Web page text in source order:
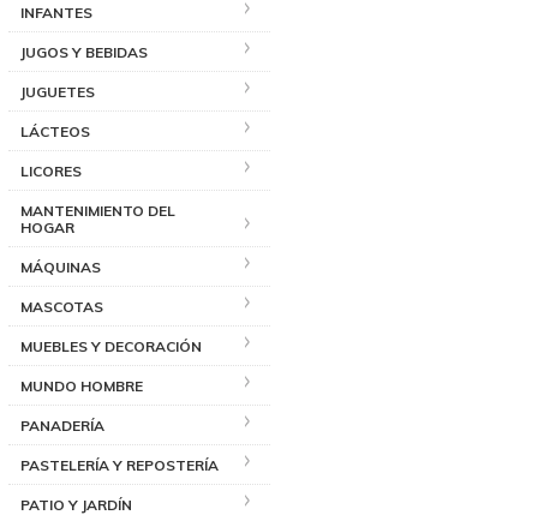
INFANTES
JUGOS Y BEBIDAS
JUGUETES
LÁCTEOS
LICORES
MANTENIMIENTO DEL
HOGAR
MÁQUINAS
MASCOTAS
MUEBLES Y DECORACIÓN
MUNDO HOMBRE
PANADERÍA
PASTELERÍA Y REPOSTERÍA
PATIO Y JARDÍN